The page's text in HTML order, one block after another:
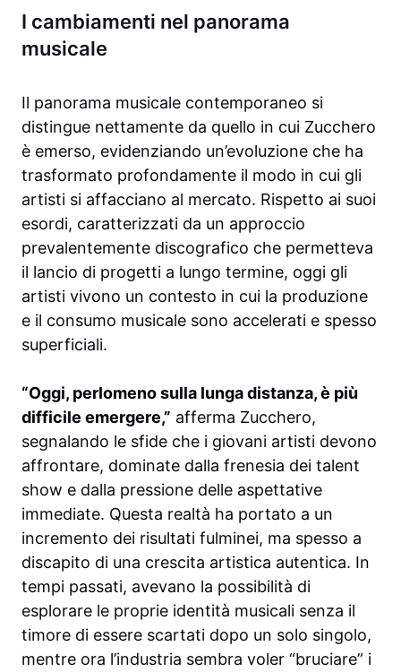
I cambiamenti nel panorama
musicale
Il panorama musicale contemporaneo si
distingue nettamente da quello in cui Zucchero
è emerso, evidenziando un’evoluzione che ha
trasformato profondamente il modo in cui gli
artisti si affacciano al mercato. Rispetto ai suoi
esordi, caratterizzati da un approccio
prevalentemente discografico che permetteva
il lancio di progetti a lungo termine, oggi gli
artisti vivono un contesto in cui la produzione
e il consumo musicale sono accelerati e spesso
superficiali.
“Oggi, perlomeno sulla lunga distanza, è più
difficile emergere,” afferma Zucchero,
segnalando le sfide che i giovani artisti devono
affrontare, dominate dalla frenesia dei talent
show e dalla pressione delle aspettative
immediate. Questa realtà ha portato a un
incremento dei risultati fulminei, ma spesso a
discapito di una crescita artistica autentica. In
tempi passati, avevano la possibilità di
esplorare le proprie identità musicali senza il
timore di essere scartati dopo un solo singolo,
mentre ora l’industria sembra voler “bruciare” i